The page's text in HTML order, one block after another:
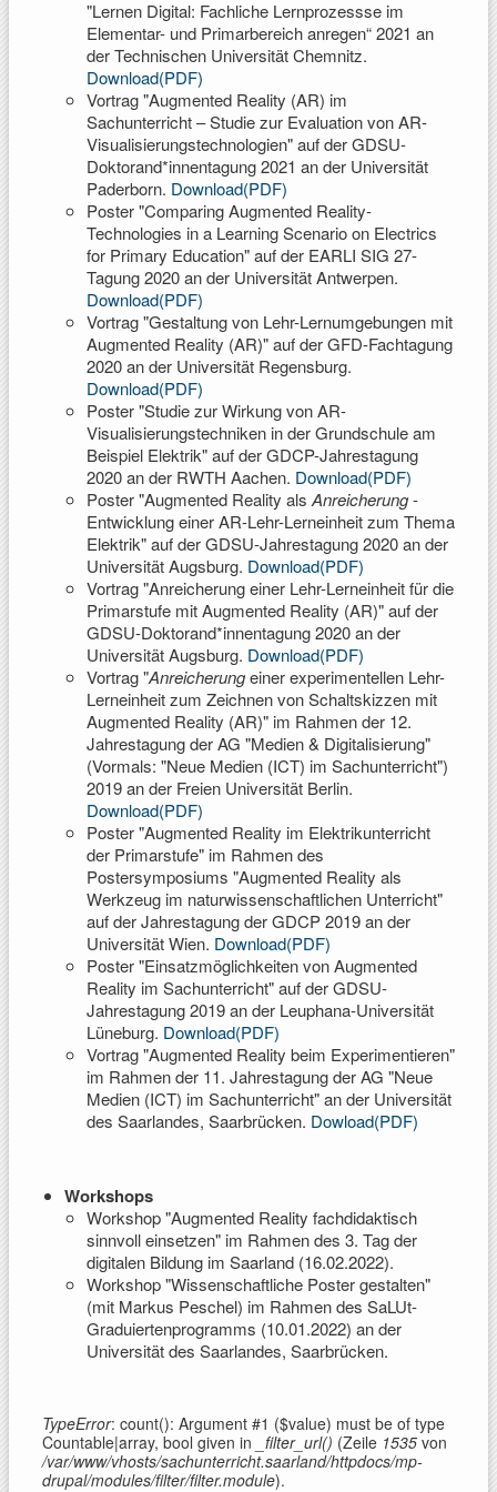
"Lernen Digital: Fachliche Lernprozessse im
Elementar- und Primarbereich anregen“ 2021 an
der Technischen Universität Chemnitz.
Download(PDF)
Vortrag "Augmented Reality (AR) im
Sachunterricht – Studie zur Evaluation von AR-
Visualisierungstechnologien" auf der GDSU-
Doktorand*innentagung 2021 an der Universität
Paderborn. Download(PDF)
Poster "Comparing Augmented Reality-
Technologies in a Learning Scenario on Electrics
for Primary Education" auf der EARLI SIG 27-
Tagung 2020 an der Universität Antwerpen.
Download(PDF)
Vortrag "Gestaltung von Lehr-Lernumgebungen mit
Augmented Reality (AR)" auf der GFD-Fachtagung
2020 an der Universität Regensburg.
Download(PDF)
Poster "Studie zur Wirkung von AR-
Visualisierungstechniken in der Grundschule am
Beispiel Elektrik" auf der GDCP-Jahrestagung
2020 an der RWTH Aachen. Download(PDF)
Poster "Augmented Reality als Anreicherung-
Entwicklung einer AR-Lehr-Lerneinheit zum Thema
Elektrik" auf der GDSU-Jahrestagung 2020 an der
Universität Augsburg. Download(PDF)
Vortrag "Anreicherung einer Lehr-Lerneinheit für die
Primarstufe mit Augmented Reality (AR)" auf der
GDSU-Doktorand*innentagung 2020 an der
Universität Augsburg. Download(PDF)
Vortrag "Anreicherungeiner experimentellen Lehr-
Lerneinheit zum Zeichnen von Schaltskizzen mit
Augmented Reality (AR)" im Rahmen der 12.
Jahrestagung der AG "Medien & Digitalisierung"
(Vormals: "Neue Medien (ICT) im Sachunterricht")
2019 an der Freien Universität Berlin.
Download(PDF)
Poster "Augmented Reality im Elektrikunterricht
der Primarstufe" im Rahmen des
Postersymposiums "Augmented Reality als
Werkzeug im naturwissenschaftlichen Unterricht"
auf der Jahrestagung der GDCP 2019 an der
Universität Wien. Download(PDF)
Poster "Einsatzmöglichkeiten von Augmented
Reality im Sachunterricht" auf der GDSU-
Jahrestagung 2019 an der Leuphana-Universität
Lüneburg. Download(PDF)
Vortrag "Augmented Reality beim Experimentieren"
im Rahmen der 11. Jahrestagung der AG "Neue
Medien (ICT) im Sachunterricht" an der Universität
des Saarlandes, Saarbrücken. Dowload(PDF)
Workshops
Workshop "Augmented Reality fachdidaktisch
sinnvoll einsetzen" im Rahmen des 3. Tag der
digitalen Bildung im Saarland (16.02.2022).
Workshop "Wissenschaftliche Poster gestalten"
(mit Markus Peschel) im Rahmen des SaLUt-
Graduiertenprogramms (10.01.2022) an der
Universität des Saarlandes, Saarbrücken.
TypeError: count(): Argument #1 ($value) must be of type
Countable|array, bool given in
_filter_url() (Zeile 1535 von
/var/www/vhosts/sachunterricht.saarland/httpdocs/mp-
drupal/modules/filter/filter.module).